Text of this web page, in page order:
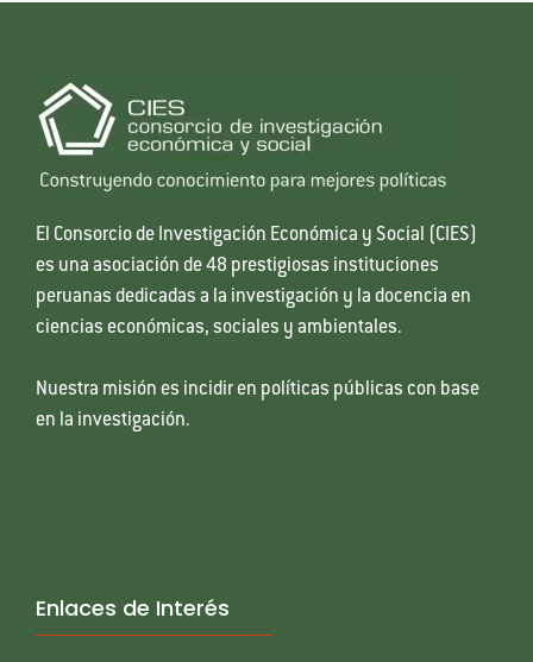
El Consorcio de Investigación Económica y Social (CIES)
es una asociación de 48 prestigiosas instituciones
peruanas dedicadas a la investigación y la docencia en
ciencias económicas, sociales y ambientales.
Nuestra misión es incidir en políticas públicas con base
en la investigación.
Enlaces de Interés